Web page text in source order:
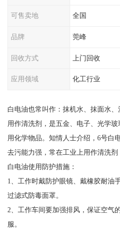
可售卖地 全国
品牌 莞峰
回收方式 上门回收
应用领域 化工行业
白电油也常叫作：抹机水、抹面水
用作清洗剂，是五金、电子、光学
用化学物品。知情人士介绍，6号白
去污能力强，常在工业上用作清洗剂
白电油使用防护措施：
1、工作时戴防护眼镜、戴橡胶耐油
过滤式防毒面罩。
2、工作车间要加强排风，保证空气
服。